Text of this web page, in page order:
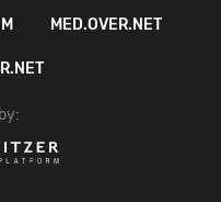
MED.OVER.NET